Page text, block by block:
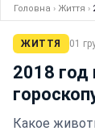
Головна › Життя ›
ЖИТТЯ 01
2018 год
Какое